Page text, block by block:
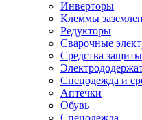
Инверторы
Клеммы
Редукторы
Сварочные
Средства
Спецодежда и
Аптечки
Обувь
Спецодежда